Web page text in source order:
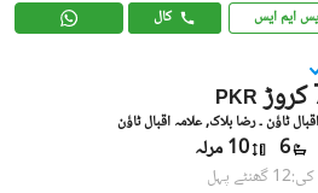
ایم ایس کال
PKR
ٹاؤن ۔ رضا بلاک, علامہ اقبال ٹاؤن
6 10 مرلہ
پہل